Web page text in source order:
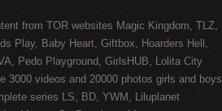
from TOR websites Magic Kingdom, TLZ,
Play, Baby Heart, Giftbox, Hoarders Hell,
Pedo Playground, GirlsHUB, Lolita City
3000 videos and 20000 photos girls and boys
series LS, BD, YWM, Liluplanet